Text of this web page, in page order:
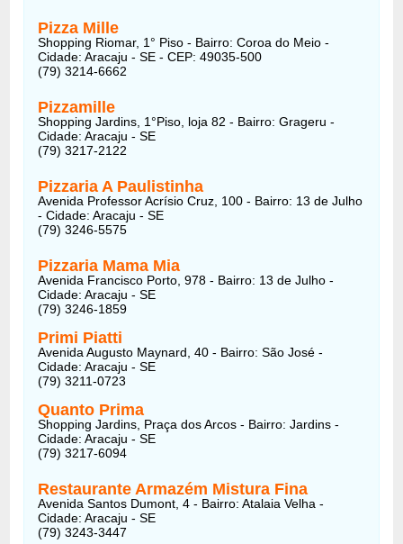
Pizza Mille
Shopping Riomar, 1° Piso - Bairro: Coroa do Meio -
Cidade: Aracaju - SE - CEP: 49035-500
(79) 3214-6662
Pizzamille
Shopping Jardins, 1°Piso, loja 82 - Bairro: Grageru -
Cidade: Aracaju - SE
(79) 3217-2122
Pizzaria A Paulistinha
Avenida Professor Acrísio Cruz, 100 - Bairro: 13 de Julho
- Cidade: Aracaju - SE
(79) 3246-5575
Pizzaria Mama Mia
Avenida Francisco Porto, 978 - Bairro: 13 de Julho -
Cidade: Aracaju - SE
(79) 3246-1859
Primi Piatti
Avenida Augusto Maynard, 40 - Bairro: São José -
Cidade: Aracaju - SE
(79) 3211-0723
Quanto Prima
Shopping Jardins, Praça dos Arcos - Bairro: Jardins -
Cidade: Aracaju - SE
(79) 3217-6094
Restaurante Armazém Mistura Fina
Avenida Santos Dumont, 4 - Bairro: Atalaia Velha -
Cidade: Aracaju - SE
(79) 3243-3447